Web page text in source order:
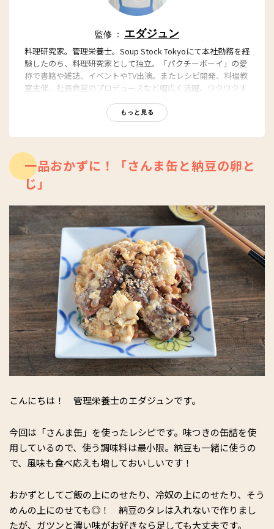
監修 ： エダジュン
料理研究家。管理栄養士。Soup Stock Tokyoにて本社勤務を経
験したのち、料理研究家として独立。「パクチーボーイ」の愛
称で書籍や雑誌、イベントやTV出演。またレシピ開発、料理教
室主催、社員食堂のプロデュースなど幅広く活躍。ワクワクす
ピブック』（PARCO出版）、『野菜たっぷり具だくさんの主役
スープ150』（誠文堂新光社）がある。
ホームページ
もっと見る
一品おかずに！「さんま缶と納豆の卵と
じ」
こんにちは！ 管理栄養士のエダジュンです。
今回は「さんま缶」を使ったレシピです。味つきの缶詰を使
用しているので、使う調味料は最小限。納豆も一緒に使うの
で、風味も食べ応えも増しておいしいです！
おかずとしてご飯の上にのせたり、冷奴の上にのせたり、そう
めんの上にのせても◎！ 納豆のタレは入れないで作りまし
たが、ガツンと濃い味がお好きなら足しても大丈夫です。